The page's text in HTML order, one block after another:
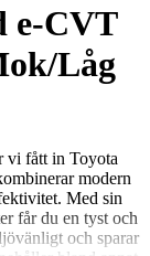
e-CVT
Låg
vi fått in Toyota
modern
Med sin
får du en tyst och
och sparar